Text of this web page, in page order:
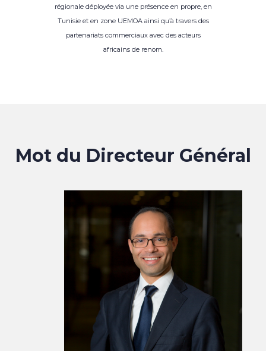
régionale déployée via une présence en propre, en
Tunisie et en zone UEMOA ainsi qu’à travers des
partenariats commerciaux avec des acteurs
africains de renom.
Mot du Directeur Général